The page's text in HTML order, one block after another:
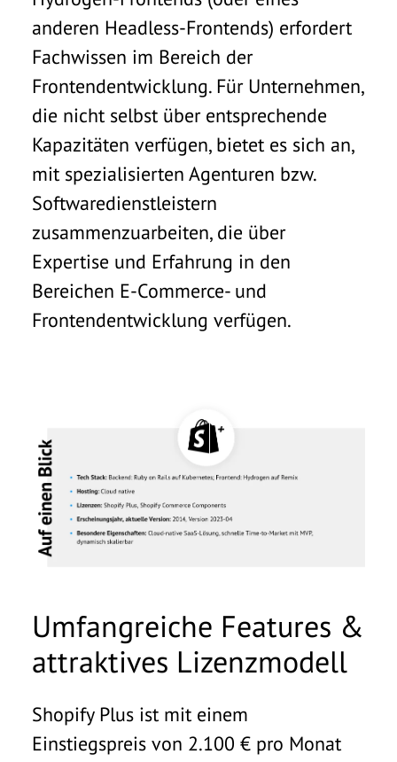
anderen Headless-Frontends) erfordert
Fachwissen im Bereich der
Frontendentwicklung. Für Unternehmen,
die nicht selbst über entsprechende
Kapazitäten verfügen, bietet es sich an,
mit spezialisierten Agenturen bzw.
Softwaredienstleistern
zusammenzuarbeiten, die über
Expertise und Erfahrung in den
Bereichen E-Commerce- und
Frontendentwicklung verfügen.
Umfangreiche Features &
attraktives Lizenzmodell
Shopify Plus ist mit einem
Einstiegspreis von 2.100 € pro Monat